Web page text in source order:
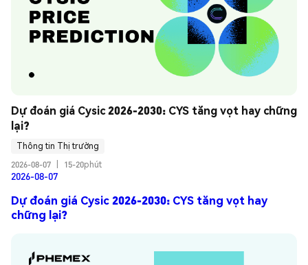
Dự đoán giá Cysic 2026-2030: CYS tăng vọt hay chững
lại?
Thông tin Thị trường
2026-08-07
15-20phút
2026-08-07
Dự đoán giá Cysic 2026-2030: CYS tăng vọt hay
chững lại?